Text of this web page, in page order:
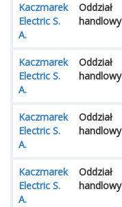
Kaczmarek
Electric S.
A.
Oddział
handlowy
Kaczmarek
Electric S.
A.
Oddział
handlowy
Kaczmarek
Electric S.
A.
Oddział
handlowy
Kaczmarek
Electric S.
A.
Oddział
handlowy